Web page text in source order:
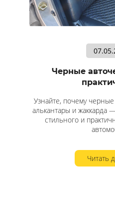
Черные
Узнайте, почему
алькантары и
стильного и
Читать